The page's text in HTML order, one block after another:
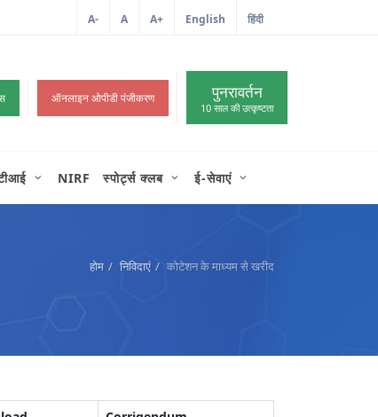
A- A A+ English हिंदी
ऑनलाइन ओपीडी पंजीकरण पुनरावर्तन
10 साल की उत्कृष्टता
NIRF स्पोर्ट्स क्लब ई-सेवाएं
होम निविदाएं कोटेशन के माध्यम से खरीद